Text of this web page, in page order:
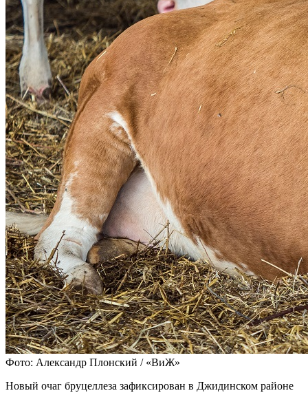
Фото: Александр Плонский / «ВиЖ»
Новый очаг бруцеллеза зафиксирован в Джидинском районе